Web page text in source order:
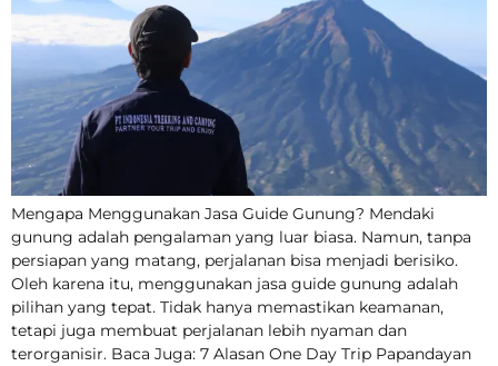
Mengapa Menggunakan Jasa Guide Gunung? Mendaki
gunung adalah pengalaman yang luar biasa. Namun, tanpa
persiapan yang matang, perjalanan bisa menjadi berisiko.
Oleh karena itu, menggunakan jasa guide gunung adalah
pilihan yang tepat. Tidak hanya memastikan keamanan,
tetapi juga membuat perjalanan lebih nyaman dan
terorganisir. Baca Juga: 7 Alasan One Day Trip Papandayan